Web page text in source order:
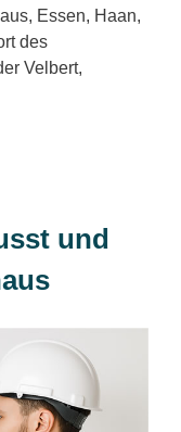
Essen, Haan,
des
Velbert,
und